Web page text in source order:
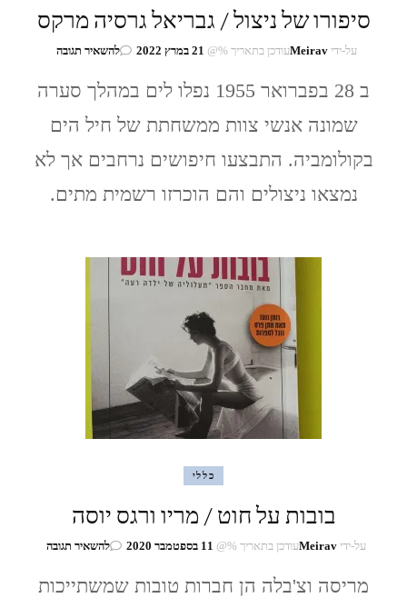
סיפורו של ניצול / גבריאל גרסיה מרקס
על-ידיMeiravעודכן בתאריך %@ 21 במרץ 2022 להשאיר תגובהבנושא
של
/
גרסיה
ב 28 בפברואר 1955 נפלו לים במהלך סערה
שמונה אנשי צוות ממשחתת של חיל הים
בקולומביה. התבצעו חיפושים נרחבים אך לא
נמצאו ניצולים והם הוכרזו רשמית מתים.
כללי
בובות על חוט / מריו ורגס יוסה
על-ידי Meiravעודכן בתאריך %@ 11 בספטמבר 2020 להשאיר תגובהבנושא
על
מריסה וצ'בלה הן חברות טובות שמשתייכות